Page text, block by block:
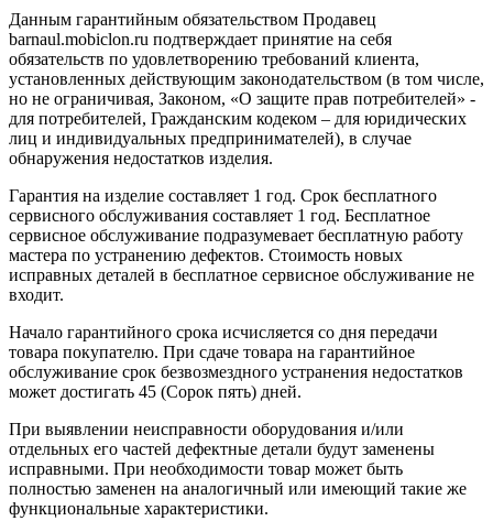
Данным гарантийным обязательством Продавец
barnaul.mobiclon.ru подтверждает принятие на себя
обязательств по удовлетворению требований клиента,
установленных действующим законодательством (в том числе,
но не ограничивая, Законом, «О защите прав потребителей» -
для потребителей, Гражданским кодеком – для юридических
лиц и индивидуальных предпринимателей), в случае
обнаружения недостатков изделия.
Гарантия на изделие составляет 1 год. Срок бесплатного
сервисного обслуживания составляет 1 год. Бесплатное
сервисное обслуживание подразумевает бесплатную работу
мастера по устранению дефектов. Стоимость новых
исправных деталей в бесплатное сервисное обслуживание не
входит.
Начало гарантийного срока исчисляется со дня передачи
товара покупателю. При сдаче товара на гарантийное
обслуживание срок безвозмездного устранения недостатков
может достигать 45 (Сорок пять) дней.
При выявлении неисправности оборудования и/или
отдельных его частей дефектные детали будут заменены
исправными. При необходимости товар может быть
полностью заменен на аналогичный или имеющий такие же
функциональные характеристики.